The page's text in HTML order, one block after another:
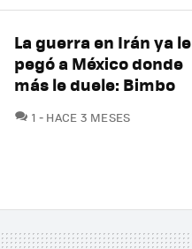
La guerra en Irán ya le
pegó a México donde
más le duele: Bimbo
1 COMENTARIOS
HACE 3 MESES